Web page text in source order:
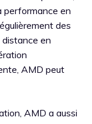
performance en
des
en
AMD peut
AMD a aussi